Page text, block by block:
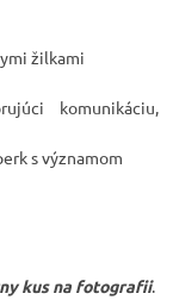
žilkami
komunikáciu,
s významom
kus na fotografii.